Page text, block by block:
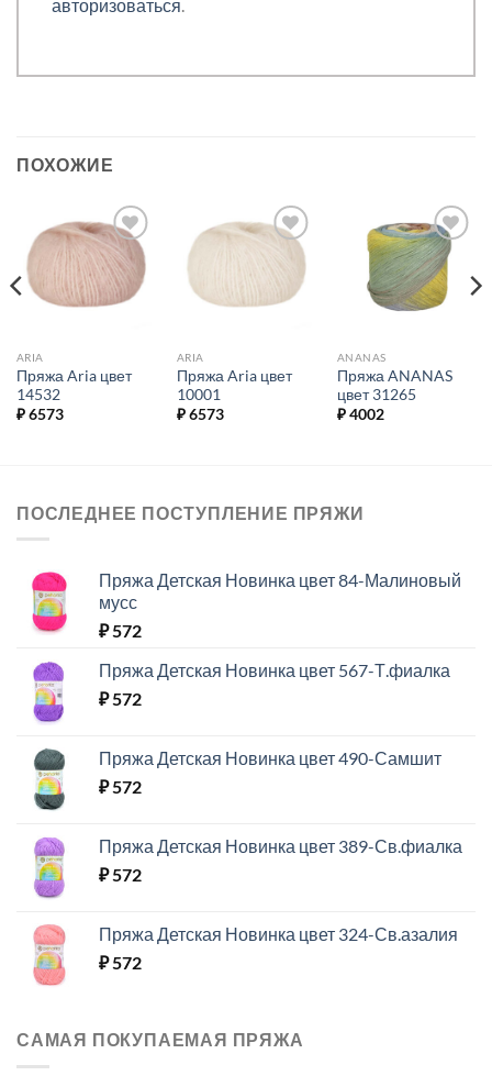
авторизоваться.
ПОХОЖИЕ
Добавить в
избранное.
ARIA
Пряжа Aria цвет
14532
₽6573
избранное.
ARIA
Пряжа Aria цвет
10001
₽6573
Добавить в
избранное.
ANANAS
Пряжа ANANAS
цвет 31265
₽4002
ПОСЛЕДНЕЕ ПОСТУПЛЕНИЕ ПРЯЖИ
Пряжа Детская Новинка цвет 84-Малиновый
мусс
₽572
Пряжа Детская Новинка цвет 567-Т.фиалка
₽572
Пряжа Детская Новинка цвет 490-Самшит
₽572
Пряжа Детская Новинка цвет 389-Св.фиалка
₽572
Пряжа Детская Новинка цвет 324-Св.азалия
₽572
САМАЯ ПОКУПАЕМАЯ ПРЯЖА